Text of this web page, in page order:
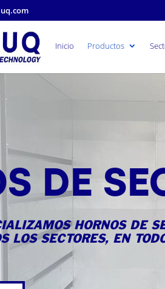
Inicio Productos
DE
HORNOS DE
LOS SECTORES, EN